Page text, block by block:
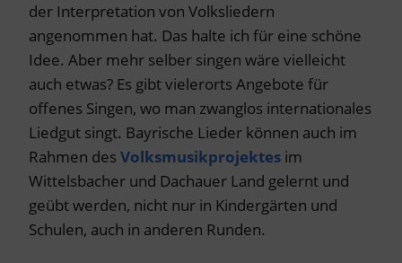
der Interpretation von Volksliedern
angenommen hat. Das halte ich für eine schöne
Idee. Aber mehr selber singen wäre vielleicht
auch etwas? Es gibt vielerorts Angebote für
offenes Singen, wo man zwanglos internationales
Liedgut singt. Bayrische Lieder können auch im
Rahmen des Volksmusikprojektes im
Wittelsbacher und Dachauer Land gelernt und
geübt werden, nicht nur in Kindergärten und
Schulen, auch in anderen Runden.